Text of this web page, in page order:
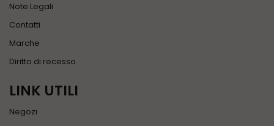
Note Legali
Contatti
Marche
Diritto di recesso
LINK UTILI
Negozi